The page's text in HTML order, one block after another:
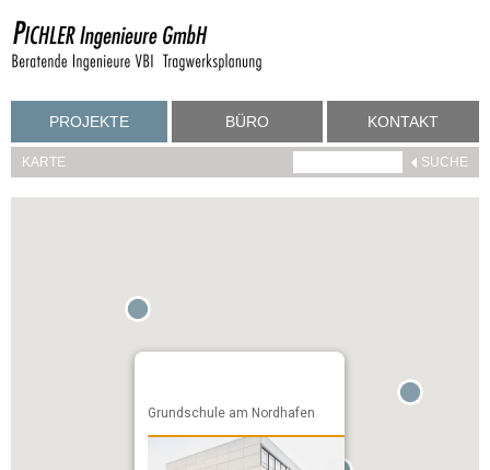
PROJEKTE BÜRO KONTAKT
KARTE
Grundschule am Nordhafen